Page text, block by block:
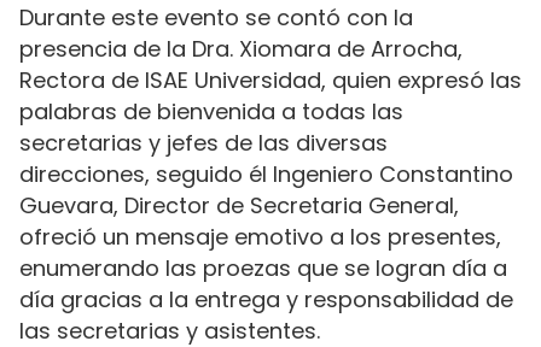
Durante este evento se contó con la
presencia de la Dra. Xiomara de Arrocha,
Rectora de ISAE Universidad, quien expresó las
palabras de bienvenida a todas las
secretarias y jefes de las diversas
direcciones, seguido él Ingeniero Constantino
Guevara, Director de Secretaria General,
ofreció un mensaje emotivo a los presentes,
enumerando las proezas que se logran día a
día gracias a la entrega y responsabilidad de
las secretarias y asistentes.